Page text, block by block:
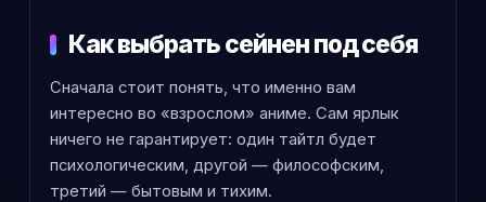
Как выбрать сейнен под себя
Сначала стоит понять, что именно вам
интересно во «взрослом» аниме. Сам ярлык
ничего не гарантирует: один тайтл будет
психологическим, другой — философским,
третий — бытовым и тихим.